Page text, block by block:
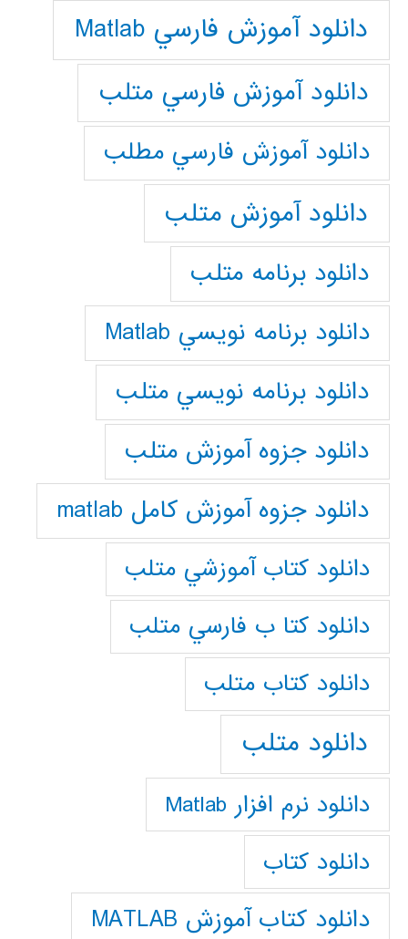
دانلود آموزش فارسي Matlab
دانلود آموزش فارسي متلب
دانلود آموزش فارسي مطلب
دانلود آموزش متلب
دانلود برنامه متلب
دانلود برنامه نويسي Matlab
دانلود برنامه نويسي متلب
دانلود جزوه آموزش متلب
دانلود جزوه آموزش کامل matlab
دانلود كتاب آموزشي متلب
دانلود كتا ب فارسي متلب
دانلود كتاب متلب
دانلود متلب
دانلود نرم افزار Matlab
دانلود کتاب
دانلود کتاب آموزش MATLAB